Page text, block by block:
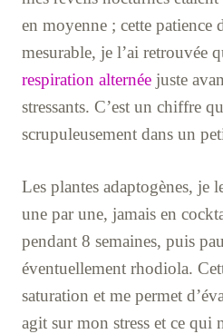
en moyenne ; cette patience
mesurable, je l’ai retrouvée
respiration alternée juste
stressants. C’est un chiffre
scrupuleusement dans un
Les plantes adaptogènes, je
une par une, jamais en
pendant 8 semaines, puis
éventuellement rhodiola.
saturation et me permet
agit sur mon stress et ce qui